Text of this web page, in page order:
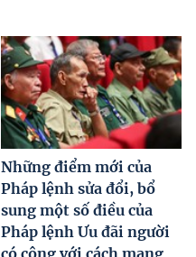
Những điểm mới của
Pháp lệnh sửa đổi, bổ
sung một số điều của
Pháp lệnh Ưu đãi người